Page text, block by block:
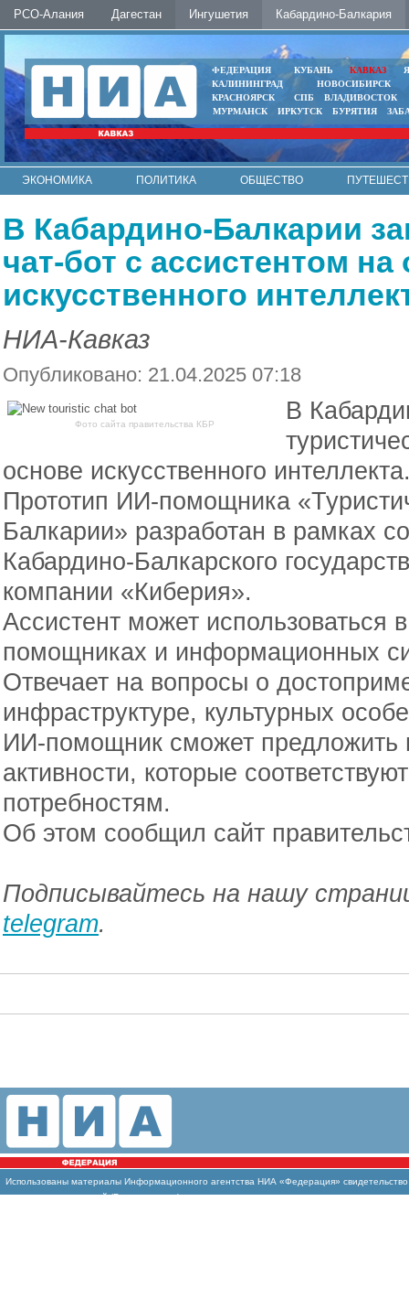
РСО-Алания Дагестан Ингушетия Кабардино-Балкария
ФЕДЕРАЦИЯ КУБАНЬ КАВКАЗ
КАЛИНИНГРАД
НОВОСИБИРСК
КРАСНОЯРСК
СПБ
ВЛАДИВОСТОК
МУРМАНСК
ИРКУТСК БУРЯТИЯ
ЭКОНОМИКА ПОЛИТИКА ОБЩЕСТВО
В Кабардино-Балкарии
чат-бот с ассистентом на
искусственного
НИА-Кавказ
Опубликовано: 21.04.2025 07:18
Фото сайта правительства КБР
В
основе искусственного
Прототип ИИ-помощника
Балкарии» разработан в рамках
Кабардино-Балкарского
компании «Киберия».
Ассистент может использоваться
помощниках и информационных
Отвечает на вопросы о
инфраструктуре, культурных
ИИ-помощник сможет предложить
активности, которые
потребностям.
Об этом сообщил сайт
Подписывайтесь на нашу
telegram.
Использованы материалы Информационного агентства НИА «Федерация»
массовых коммуникаций (Роскомнадзор)